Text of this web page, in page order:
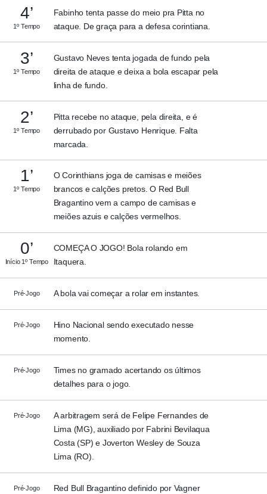
4’
1º Tempo
Fabinho tenta passe do meio pra Pitta no
ataque. De graça para a defesa corintiana.
3’
1º Tempo
Gustavo Neves tenta jogada de fundo pela
direita de ataque e deixa a bola escapar pela
linha de fundo.
2’
1º Tempo
Pitta recebe no ataque, pela direita, e é
derrubado por Gustavo Henrique. Falta
marcada.
1’
1º Tempo
O Corinthians joga de camisas e meiões
brancos e calções pretos. O Red Bull
Bragantino vem a campo de camisas e
meiões azuis e calções vermelhos.
0’
Início 1º Tempo
COMEÇA O JOGO! Bola rolando em
Itaquera.
Pré-Jogo A bola vai começar a rolar em instantes.
Pré-Jogo
Hino Nacional sendo executado nesse
momento.
Pré-Jogo
Times no gramado acertando os últimos
detalhes para o jogo.
Pré-Jogo
A arbitragem será de Felipe Fernandes de
Lima (MG), auxiliado por Fabrini Bevilaqua
Costa (SP) e Joverton Wesley de Souza
Lima (RO).
Pré-Jogo
Red Bull Bragantino definido por Vagner